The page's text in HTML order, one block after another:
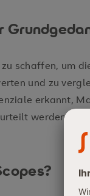
schaffen, um
und zu
erkannt,
werden.